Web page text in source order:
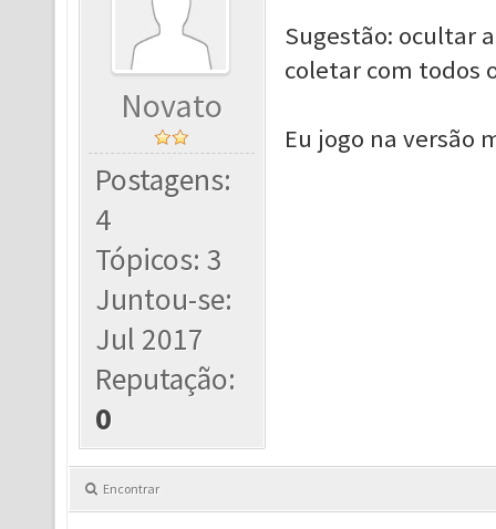
Novato
Postagens:
4
Tópicos: 3
Juntou-se:
Jul 2017
Reputação:
0
Sugestão: ocultar
coletar com todos
Eu jogo na versão
Encontrar